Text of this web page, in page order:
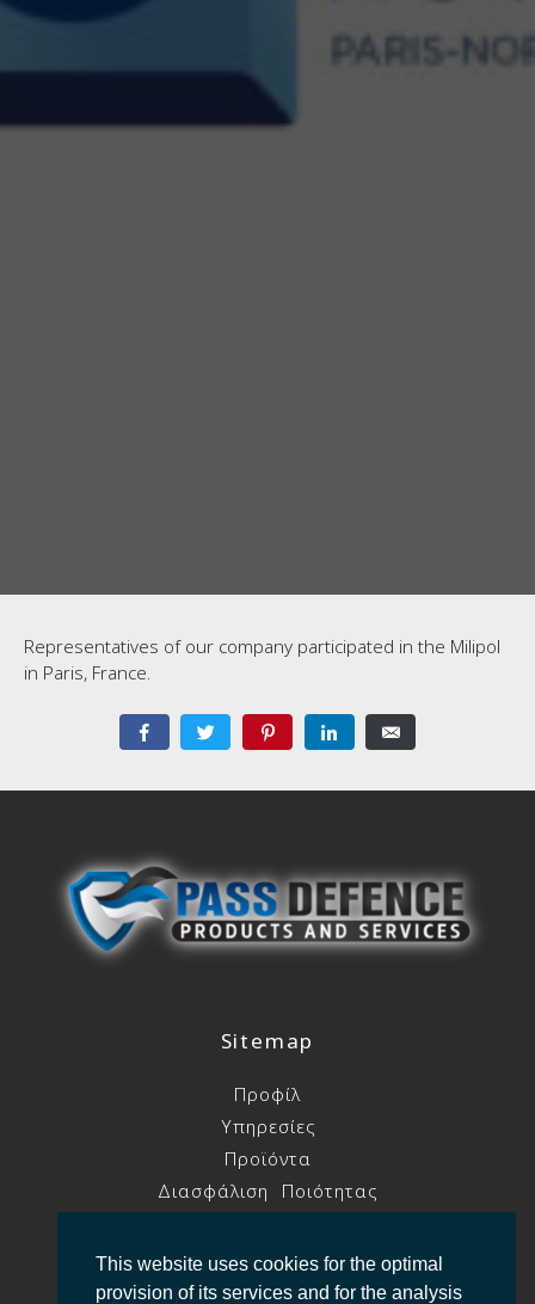
This website uses cookies for the optimal
provision of its services and for the analysis
Representatives of our company participated in the Milipol
in Paris, France.
Sitemap
Προφίλ
Υπηρεσίες
Προϊόντα
Διασφάλιση
Ποιότητας
Νέα
GDPR